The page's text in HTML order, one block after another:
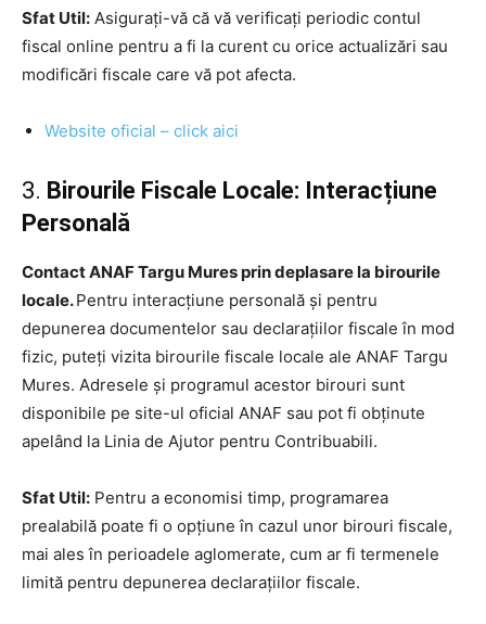
Sfat Util: Asigurați-vă că vă verificați periodic contul
fiscal online pentru a fi la curent cu orice actualizări sau
modificări fiscale care vă pot afecta.
Website oficial – click aici
3. Birourile Fiscale Locale: Interacțiune
Personală
Contact ANAF Targu Mures prin deplasare la birourile
locale.Pentru interacțiune personală și pentru
depunerea documentelor sau declarațiilor fiscale în mod
fizic, puteți vizita birourile fiscale locale ale ANAF Targu
Mures. Adresele și programul acestor birouri sunt
disponibile pe site-ul oficial ANAF sau pot fi obținute
apelând la Linia de Ajutor pentru Contribuabili.
Sfat Util: Pentru a economisi timp, programarea
prealabilă poate fi o opțiune în cazul unor birouri fiscale,
mai ales în perioadele aglomerate, cum ar fi termenele
limită pentru depunerea declarațiilor fiscale.